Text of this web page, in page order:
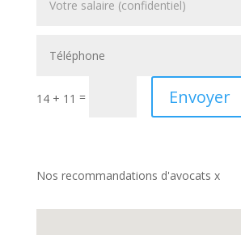
14 + 11 = Envoyer
Nos recommandations d'avocats x